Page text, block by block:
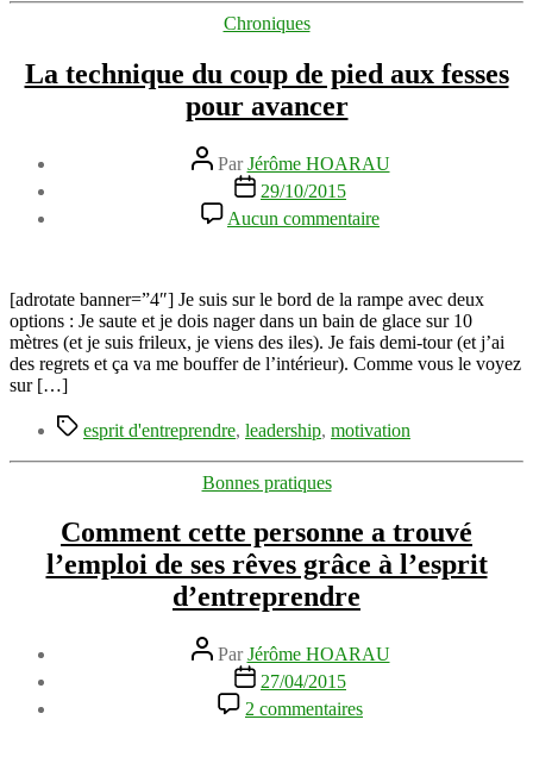
Catégories
Chroniques
La technique du coup de pied aux fesses
pour avancer
Auteur
de
l’article
ParJérôme HOARAU
Date
l’article
29/10/2015
Aucun commentaire
La
coup
de
pied
aux
avancer
[adrotate banner=”4″] Je suis sur le bord de la rampe avec deux
options : Je saute et je dois nager dans un bain de glace sur 10
mètres (et je suis frileux, je viens des iles). Je fais demi-tour (et j’ai
des regrets et ça va me bouffer de l’intérieur). Comme vous le voyez
sur […]
Étiquettes
esprit d'entreprendre, leadership, motivation
Catégories
Bonnes pratiques
Comment cette personne a trouvé
l’emploi de ses rêves grâce à l’esprit
d’entreprendre
Auteur
de
l’article
ParJérôme HOARAU
Date
de
l’article
27/04/2015
2 commentaires
Comment